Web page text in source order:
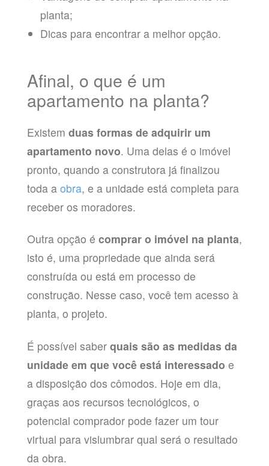
planta;
Dicas para encontrar a melhor opção.
Afinal, o que é um
apartamento na planta?
Existem duas formas de adquirir um
apartamento novo. Uma delas é o imóvel
pronto, quando a construtora já finalizou
toda a obra, e a unidade está completa para
receber os moradores.
Outra opção é comprar o imóvel na planta,
isto é, uma propriedade que ainda será
construída ou está em processo de
construção. Nesse caso, você tem acesso à
planta, o projeto.
É possível saber quais são as medidas da
unidade em que você está interessado e
a disposição dos cômodos. Hoje em dia,
graças aos recursos tecnológicos, o
potencial comprador pode fazer um tour
virtual para vislumbrar qual será o resultado
da obra.